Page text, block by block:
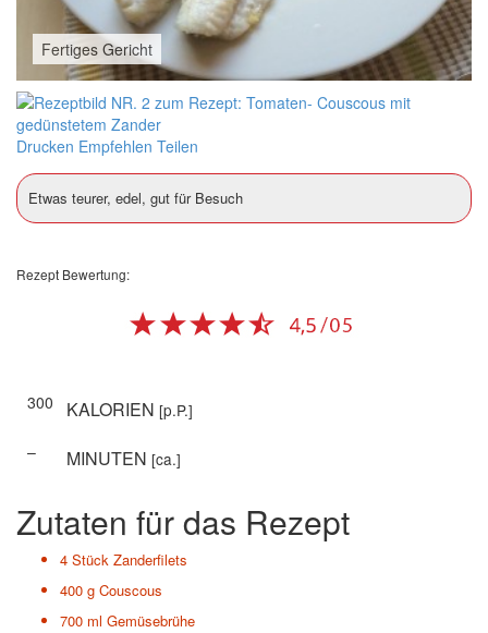
Fertiges Gericht
Drucken Empfehlen Teilen
Etwas teurer, edel, gut für Besuch
Rezept Bewertung:
300 KALORIEN [p.P.]
–
MINUTEN [ca.]
Zutaten für das Rezept
4 Stück Zanderfilets
400 g Couscous
700 ml Gemüsebrühe